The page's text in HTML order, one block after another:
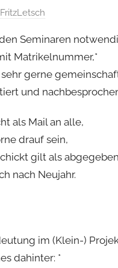
FritzLetsch
Seminaren
Matrikelnummer,*
gerne
und
als Mail an alle,
drauf sein,
gilt als
nach Neujahr.
im (Klein-)
dahinter: *